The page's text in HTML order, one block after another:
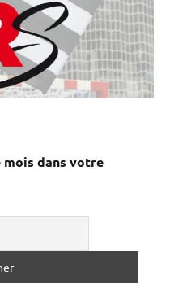
mois dans votre